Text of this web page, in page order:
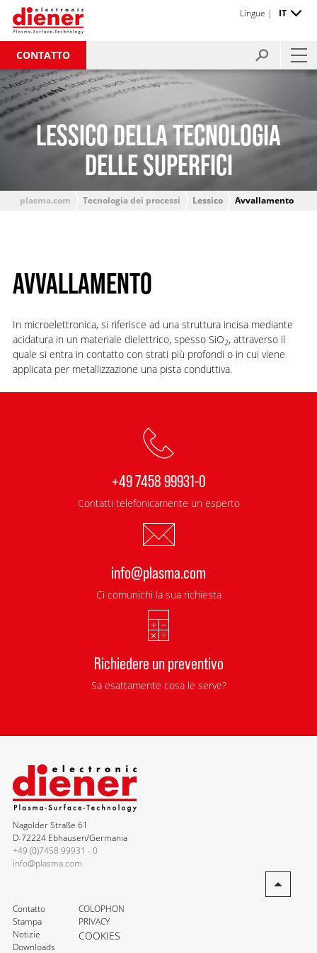
CONTATTO
Lingue | IT
LESSICO DELLA TECNOLOGIA
DELLE SUPERFICI
plasma.com Tecnologia dei processi Lessico Avvallamento
AVVALLAMENTO
In microelettronica, si riferisce ad una struttura incisa mediante
acidatura in un materiale dielettrico, spesso SiO2, attraverso il
quale si entra in contatto con strati più profondi o in cui viene
applicata per metallizzazione una pista conduttiva.
+49 7458 99931-0
Contatti telefonicamente un esperto
info@plasma.com
Ci comunichi la sua richiesta
Richiedere un preventivo
Sa esattamente cosa le serve?
Nagolder Straße 61
D-72224 Ebhausen/Germania
+49 (0)7458 99931 - 0
info@plasma.com
Contatto
Stampa
Notizie
Downloads
COLOPHON
PRIVACY
COOKIES